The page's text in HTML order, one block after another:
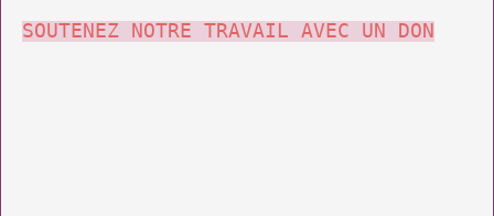
SOUTENEZ NOTRE TRAVAIL AVEC UN DON